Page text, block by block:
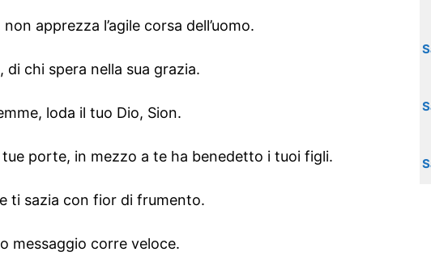
apprezza l’agile corsa dell’uomo.
di chi spera nella sua grazia.
loda il tuo Dio, Sion.
porte, in mezzo a te ha benedetto i tuoi figli.
ti sazia con fior di frumento.
messaggio corre veloce.